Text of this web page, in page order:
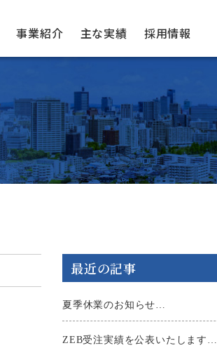
事業紹介 主な実績 採用情報
最近の記事
夏季休業のお知らせ…
ZEB受注実績を公表いたします…